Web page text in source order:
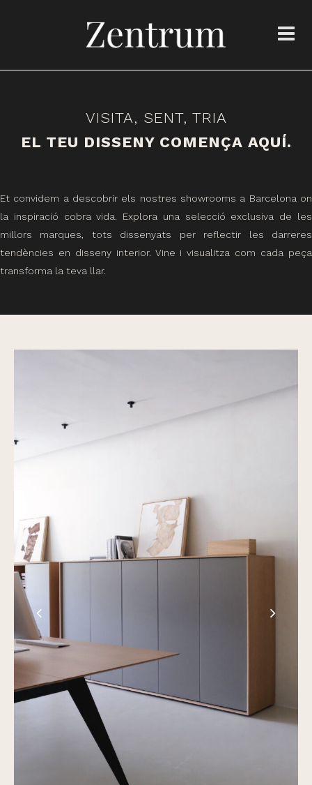
VISITA, SENT, TRIA
EL TEU DISSENY COMENÇA AQUÍ.
Et convidem a descobrir els nostres showrooms a Barcelona on
la inspiració cobra vida. Explora una selecció exclusiva de les
millors marques, tots dissenyats per reflectir les darreres
tendències en disseny interior. Vine i visualitza com cada peça
transforma la teva llar.